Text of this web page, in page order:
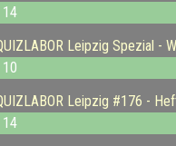
14
Leipzig Spezial -
10
Leipzig #176 -
14